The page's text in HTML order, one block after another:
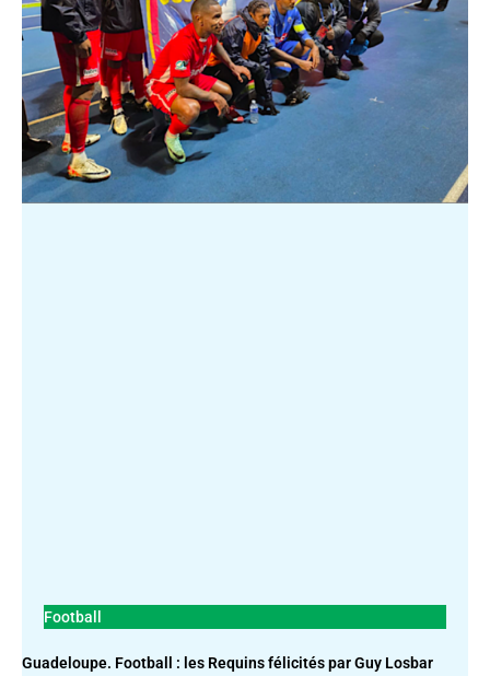
Football
Guadeloupe. Football : les Requins félicités par Guy Losbar